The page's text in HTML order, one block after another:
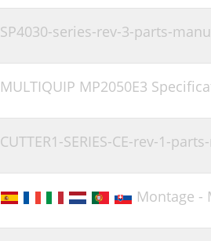
SP4030-series-rev-3-parts-
MULTIQUIP MP2050E3
CUTTER1-SERIES-CE-rev-1-
Montage -